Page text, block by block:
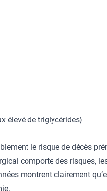
élevé de triglycérides)
le risque de décès
comporte des risques,
montrent clairement